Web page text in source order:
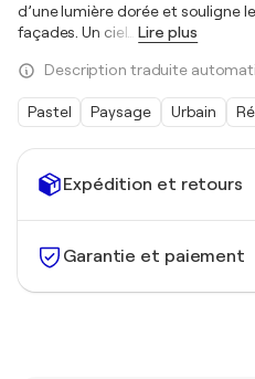
Expédition et retours
Garantie et paiement
d’une lumière dorée et souligne
façades. Un ciel
Lire plus
Description traduite
Pastel Paysage Urbain